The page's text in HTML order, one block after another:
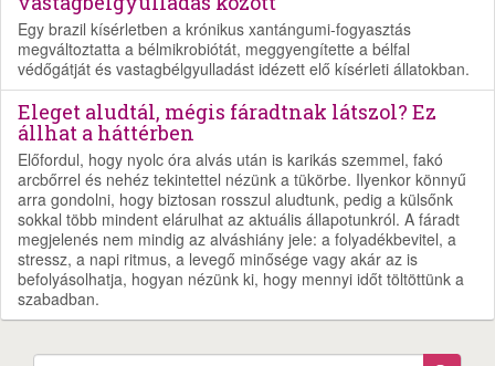
Egy brazil kísérletben a krónikus xantángumi-fogyasztás
megváltoztatta a bélmikrobiótát, meggyengítette a bélfal
védőgátját és vastagbélgyulladást idézett elő kísérleti állatokban.
Eleget aludtál, mégis fáradtnak látszol? Ez
állhat a háttérben
Előfordul, hogy nyolc óra alvás után is karikás szemmel, fakó
arcbőrrel és nehéz tekintettel nézünk a tükörbe. Ilyenkor könnyű
arra gondolni, hogy biztosan rosszul aludtunk, pedig a külsőnk
sokkal több mindent elárulhat az aktuális állapotunkról. A fáradt
megjelenés nem mindig az alváshiány jele: a folyadékbevitel, a
stressz, a napi ritmus, a levegő minősége vagy akár az is
befolyásolhatja, hogyan nézünk ki, hogy mennyi időt töltöttünk a
szabadban.